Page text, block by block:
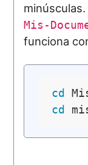
Mis-
funciona
cd
cd